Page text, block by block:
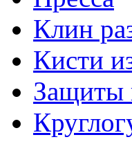
Клин
Кисти
Защиты